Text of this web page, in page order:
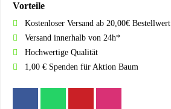
Vorteile
Kostenloser Versand ab 20,00€ Bestellwert
Versand innerhalb von 24h*
Hochwertige Qualität
1,00 € Spenden für Aktion Baum